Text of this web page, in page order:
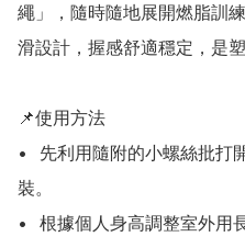
繩」，隨時隨地展開燃脂訓
滑設計，握感舒適穩定，是
📌使用方法
•	先利用隨附的小螺絲批打開電池蓋，確認電池已正確安
裝。
•	根據個人身高調整室外用長繩的長度；如在室內狹窄空